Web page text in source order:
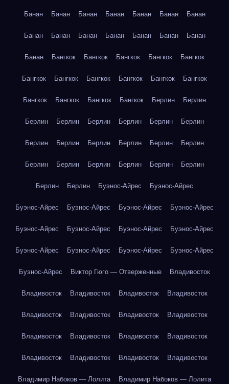
Банан Банан Банан Банан Банан Банан Банан
Банан Банан Банан Банан Банан Банан Банан
Банан Бангкок Бангкок Бангкок Бангкок Бангкок
Бангкок Бангкок Бангкок Бангкок Бангкок Бангкок
Бангкок Бангкок Бангкок Бангкок Берлин Берлин
Берлин Берлин Берлин Берлин Берлин Берлин
Берлин Берлин Берлин Берлин Берлин Берлин
Берлин Берлин Берлин Берлин Берлин Берлин
Берлин Берлин Буэнос-Айрес Буэнос-Айрес
Буэнос-Айрес Буэнос-Айрес Буэнос-Айрес Буэнос-Айрес
Буэнос-Айрес Буэнос-Айрес Буэнос-Айрес Буэнос-Айрес
Буэнос-Айрес Буэнос-Айрес Буэнос-Айрес Буэнос-Айрес
Буэнос-Айрес Виктор Гюго — Отверженные Владивосток
Владивосток Владивосток Владивосток Владивосток
Владивосток Владивосток Владивосток Владивосток
Владивосток Владивосток Владивосток Владивосток
Владивосток Владивосток Владивосток Владивосток
Владимир Набоков — Лолита Владимир Набоков — Лолита